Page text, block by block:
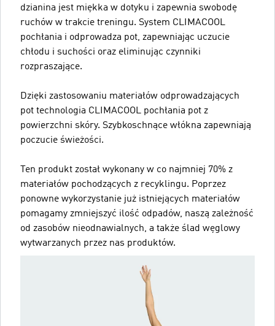
dzianina jest miękka w dotyku i zapewnia swobodę
ruchów w trakcie treningu. System CLIMACOOL
pochłania i odprowadza pot, zapewniając uczucie
chłodu i suchości oraz eliminując czynniki
rozpraszające.
Dzięki zastosowaniu materiałów odprowadzających
pot technologia CLIMACOOL pochłania pot z
powierzchni skóry. Szybkoschnące włókna zapewniają
poczucie świeżości.
Ten produkt został wykonany w co najmniej 70% z
materiałów pochodzących z recyklingu. Poprzez
ponowne wykorzystanie już istniejących materiałów
pomagamy zmniejszyć ilość odpadów, naszą zależność
od zasobów nieodnawialnych, a także ślad węglowy
wytwarzanych przez nas produktów.